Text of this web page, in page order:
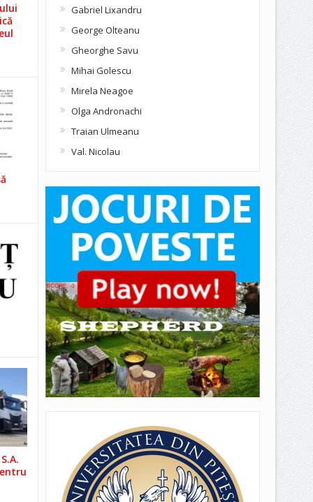
Gabriel Lixandru
George Olteanu
Gheorghe Savu
Mihai Golescu
Mirela Neagoe
Olga Andronachi
Traian Ulmeanu
Val. Nicolau